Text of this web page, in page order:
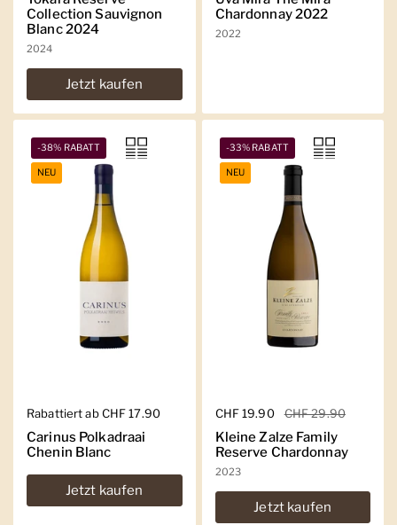
Collection Sauvignon
Blanc 2024
2024
Jetzt kaufen
Chardonnay 2022
2022
Regulärer Preis
Rabattiert ab CHF 17.90
Carinus Polkadraai
Chenin Blanc
Jetzt kaufen
-38% RABATT
NEU
Regulärer Preis
CHF 19.90 Sale-Preis
CHF 29.90
Kleine Zalze Family
Reserve Chardonnay
2023
Jetzt kaufen
-33% RABATT
NEU